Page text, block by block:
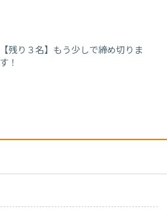
【残り３名】もう少しで締め切りま
す！